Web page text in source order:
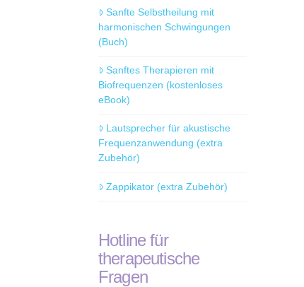
Sanfte Selbstheilung mit
harmonischen Schwingungen
(Buch)
Sanftes Therapieren mit
Biofrequenzen (kostenloses
eBook)
Lautsprecher für akustische
Frequenzanwendung (extra
Zubehör)
Zappikator (extra Zubehör)
Hotline für
therapeutische
Fragen